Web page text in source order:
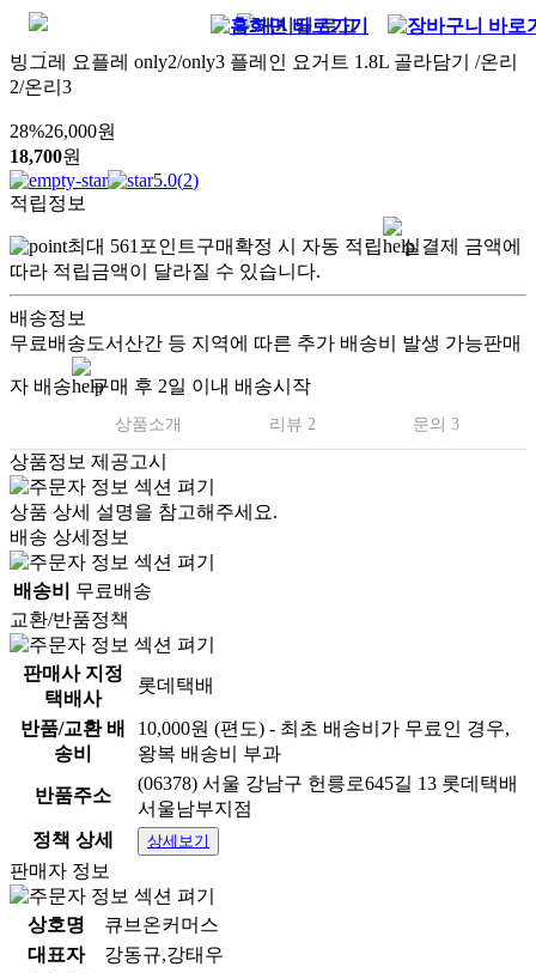
빙그레 요플레 only2/only3 플레인 요거트 1.8L 골라담기 /온리
2/온리3
28%26,000원
18,700원
5.0(2)
적립정보
최대 561 포인트구매확정 시 자동 적립
실결제 금액에
따라 적립금액이 달라질 수 있습니다.
배송정보
무료배송도서산간 등 지역에 따른 추가 배송비 발생 가능판매
자 배송 구매 후 2일 이내 배송시작
상품소개 리뷰 2 문의 3
상품정보 제공고시
상품 상세 설명을 참고해주세요.
배송 상세정보
배송비
무료배송
교환/반품정책
판매사 지정
택배사
롯데택배
반품/교환 배
송비
10,000원 (편도) - 최초 배송비가 무료인 경우,
왕복 배송비 부과
반품주소
(06378) 서울 강남구 헌릉로645길 13 롯데택배
서울남부지점
정책 상세
상세보기
판매자 정보
상호명
큐브온커머스
대표자
강동규,강태우